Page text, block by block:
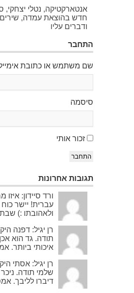
אנטארקטיקה, נטלי יצחקי,
חדש בהוצאת עמדה, שירים
ודברים עליו
התחבר
שם משתמש או כתובת
סיסמה
זכור אותי
התחבר
תגובות אחרונות
ורד סיידון: איזו
עברית! יישר
ולאהובתו :)
רן יגיל: דפנה
תודה. גד הוא
איכותי ביותר.
רן יגיל: אסתי
שלמי תודה.
דיברו לליבך.